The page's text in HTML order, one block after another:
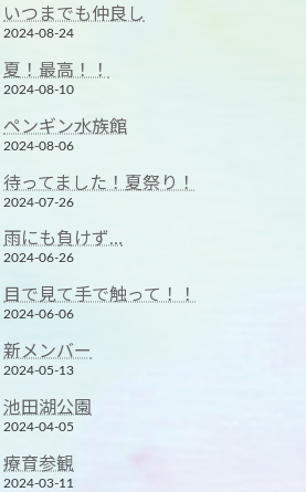
いつまでも仲良し
2024-08-24
夏！最高！！
2024-08-10
ペンギン水族館
2024-08-06
待ってました！夏祭り！
2024-07-26
雨にも負けず…
2024-06-26
目で見て手で触って！！
2024-06-06
新メンバー
2024-05-13
池田湖公園
2024-04-05
療育参観
2024-03-11